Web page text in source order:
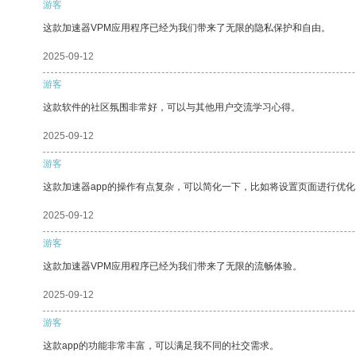
游客
这款加速器VPM应用程序已经为我们带来了无限的隐私保护和自由。
2025-09-12
游客
这款软件的社区氛围非常好，可以与其他用户交流学习心得。
2025-09-12
游客
这款加速器app的操作有点复杂，可以简化一下，比如将设置页面进行优
2025-09-12
游客
这款加速器VPM应用程序已经为我们带来了无限的流畅体验。
2025-09-12
游客
这款app的功能非常丰富，可以满足我不同的社交需求。